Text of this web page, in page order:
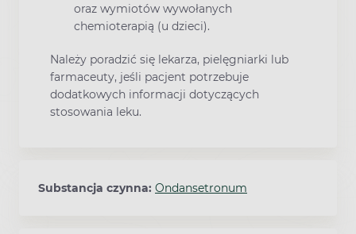
oraz wymiotów wywołanych
chemioterapią (u dzieci).
Należy poradzić się lekarza, pielęgniarki lub
farmaceuty, jeśli pacjent potrzebuje
dodatkowych informacji dotyczących
stosowania leku.
Substancja czynna: Ondansetronum